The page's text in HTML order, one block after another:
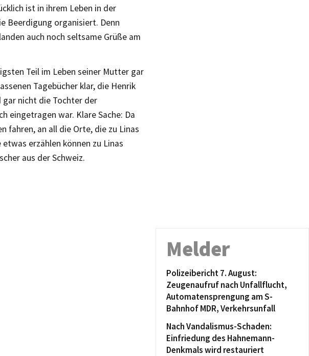
ist in ihrem Leben in der
Beerdigung organisiert. Denn
auch noch seltsame Grüße am
Teil im Leben seiner Mutter gar
Tagebücher klar, die Henrik
gar nicht die Tochter der
eingetragen war. Klare Sache: Da
fahren, an all die Orte, die zu Linas
erzählen können zu Linas
aus der Schweiz.
Melder
Polizeibericht 7. August:
Zeugenaufruf nach Unfallflucht,
Automatensprengung am S-
Bahnhof MDR, Verkehrsunfall
Nach Vandalismus-Schaden:
Einfriedung des Hahnemann-
Denkmals wird restauriert